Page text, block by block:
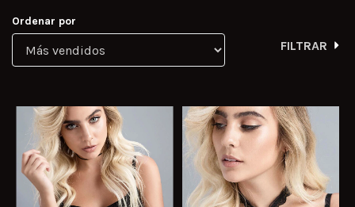
Ordenar por
FILTRAR